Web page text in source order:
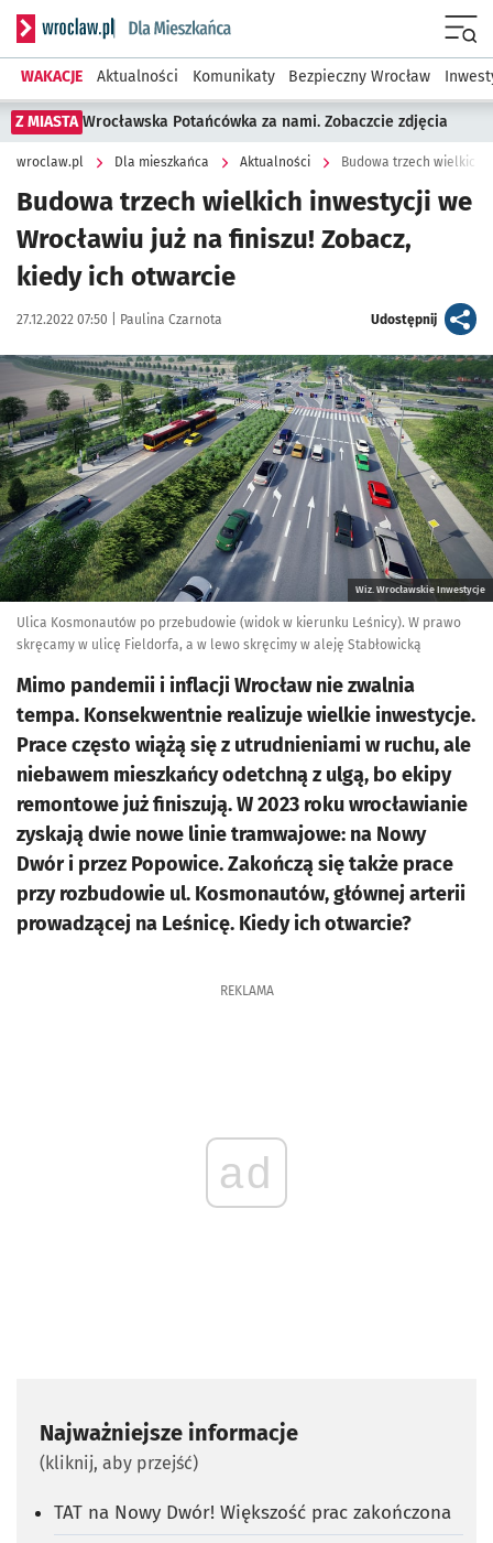
Serwis informacyjny wroclaw.pl podserwis: Dla mieszkańca
WAKACJE Aktualności Komunikaty Bezpieczny Wrocław
Z MIASTA Wrocławska Potańcówka za nami. Zobaczcie zdjęcia
wroclaw.pl Dla mieszkańca Aktualności
Budowa trzech wielkich inwestycji we
Wrocławiu już na finiszu! Zobacz,
kiedy ich otwarcie
Data publikacji:
27.12.2022 07:50 | Autor:
Paulina Czarnota Udostępnijartykuł
Kliknij, aby powiększyć
Wiz. Wrocławskie Inwestycje
Ulica Kosmonautów po przebudowie (widok w kierunku Leśnicy). W prawo
skręcamy w ulicę Fieldorfa, a w lewo skręcimy w aleję Stabłowicką
Mimo pandemii i inflacji Wrocław nie zwalnia
tempa. Konsekwentnie realizuje wielkie inwestycje.
Prace często wiążą się z utrudnieniami w ruchu, ale
niebawem mieszkańcy odetchną z ulgą, bo ekipy
remontowe już finiszują. W 2023 roku wrocławianie
zyskają dwie nowe linie tramwajowe: na Nowy
Dwór i przez Popowice. Zakończą się także prace
przy rozbudowie ul. Kosmonautów, głównej arterii
prowadzącej na Leśnicę. Kiedy ich otwarcie?
REKLAMA
ad
Najważniejsze informacje
(kliknij, aby przejść)
TAT na Nowy Dwór! Większość prac zakończona